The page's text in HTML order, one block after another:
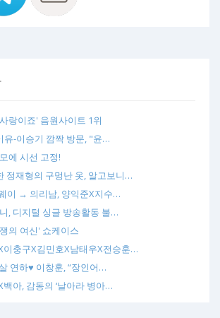
랑이죠' 음원사이트 1위
유-이승기 깜짝 방문, "윤…
에 시선 고정!
정재형의 구멍난 옷, 알고보니…
웨이 → 의리남, 양익준X지수…
, 디지털 싱글 방송활동 불…
의 여신' 쇼케이스
이충구X김민호X남태우X전승훈…
연하♥ 이창훈, “장인어…
백아, 감동의 ‘날아라 병아…